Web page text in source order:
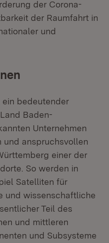
der Corona-
der Raumfahrt in
und
bedeutender
Baden-
Unternehmen
und anspruchsvollen
einer der
So werden in
Satelliten für
und wissenschaftliche
Teil des
und mittleren
und Subsysteme